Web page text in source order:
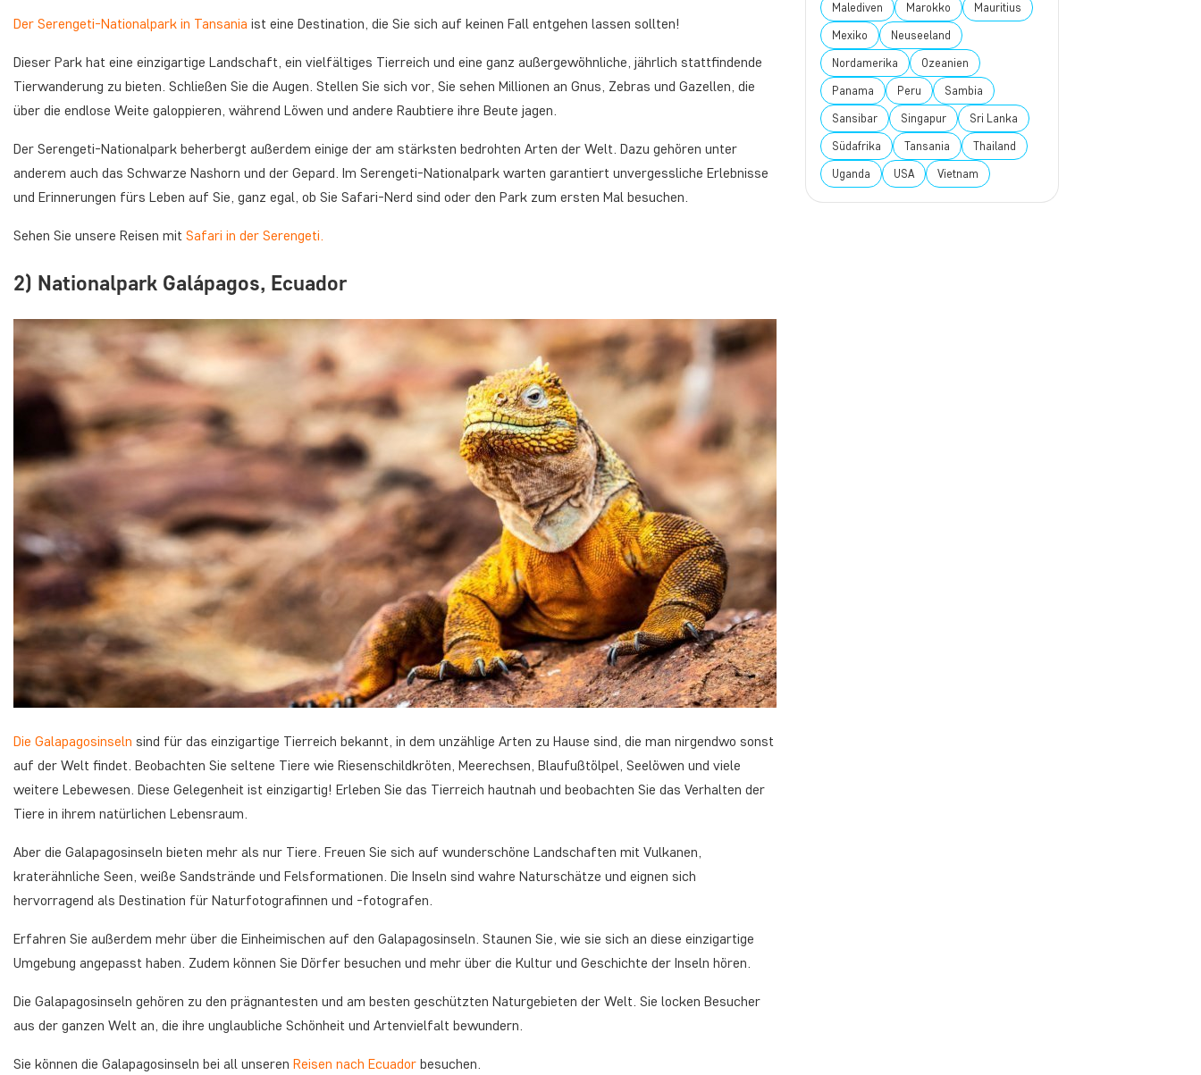
Der Serengeti-Nationalpark in Tansania ist eine Destination, die Sie sich auf keinen Fall entgehen lassen sollten!
Dieser Park hat eine einzigartige Landschaft, ein vielfältiges Tierreich und eine ganz außergewöhnliche, jährlich stattfindende
Tierwanderung zu bieten. Schließen Sie die Augen. Stellen Sie sich vor, Sie sehen Millionen an Gnus, Zebras und Gazellen, die
über die endlose Weite galoppieren, während Löwen und andere Raubtiere ihre Beute jagen.
Der Serengeti-Nationalpark beherbergt außerdem einige der am stärksten bedrohten Arten der Welt. Dazu gehören unter
anderem auch das Schwarze Nashorn und der Gepard. Im Serengeti-Nationalpark warten garantiert unvergessliche Erlebnisse
und Erinnerungen fürs Leben auf Sie, ganz egal, ob Sie Safari-Nerd sind oder den Park zum ersten Mal besuchen.
Sehen Sie unsere Reisen mit Safari in der Serengeti.
2) Nationalpark Galápagos, Ecuador
Die Galapagosinseln sind für das einzigartige Tierreich bekannt, in dem unzählige Arten zu Hause sind, die man nirgendwo sonst
auf der Welt findet. Beobachten Sie seltene Tiere wie Riesenschildkröten, Meerechsen, Blaufußtölpel, Seelöwen und viele
weitere Lebewesen. Diese Gelegenheit ist einzigartig! Erleben Sie das Tierreich hautnah und beobachten Sie das Verhalten der
Tiere in ihrem natürlichen Lebensraum.
Aber die Galapagosinseln bieten mehr als nur Tiere. Freuen Sie sich auf wunderschöne Landschaften mit Vulkanen,
kraterähnliche Seen, weiße Sandstrände und Felsformationen. Die Inseln sind wahre Naturschätze und eignen sich
hervorragend als Destination für Naturfotografinnen und -fotografen.
Erfahren Sie außerdem mehr über die Einheimischen auf den Galapagosinseln. Staunen Sie, wie sie sich an diese einzigartige
Umgebung angepasst haben. Zudem können Sie Dörfer besuchen und mehr über die Kultur und Geschichte der Inseln hören.
Die Galapagosinseln gehören zu den prägnantesten und am besten geschützten Naturgebieten der Welt. Sie locken Besucher
aus der ganzen Welt an, die ihre unglaubliche Schönheit und Artenvielfalt bewundern.
Sie können die Galapagosinseln bei all unseren Reisen nach Ecuador besuchen.
Malediven Marokko Mauritius
Mexiko Neuseeland
Nordamerika Ozeanien
Panama Peru Sambia
Sansibar Singapur Sri Lanka
Südafrika Tansania Thailand
Uganda USA Vietnam